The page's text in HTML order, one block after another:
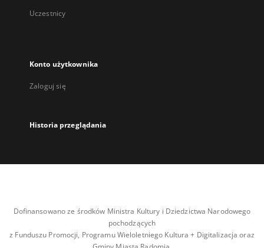
Uczestnicy
Konto użytkownika
Zaloguj się
Historia przeglądania
Dofinansowano ze środków Ministra Kultury i Dziedzictwa Narodowego
pochodzących
z Funduszu Promocji, Programu Wieloletniego Kultura + Digitalizacja oraz